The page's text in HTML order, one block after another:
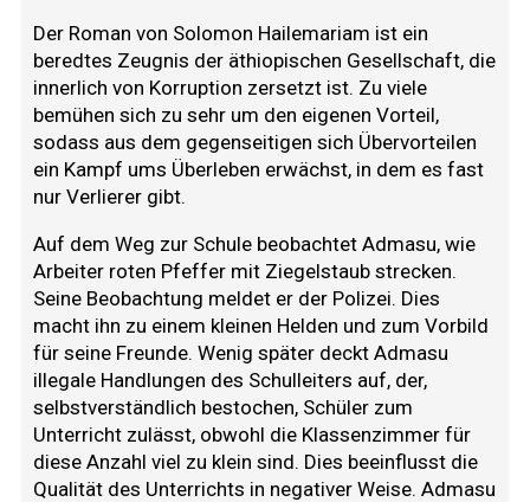
Der Roman von Solomon Hailemariam ist ein
beredtes Zeugnis der äthiopischen Gesellschaft, die
innerlich von Korruption zersetzt ist. Zu viele
bemühen sich zu sehr um den eigenen Vorteil,
sodass aus dem gegenseitigen sich Übervorteilen
ein Kampf ums Überleben erwächst, in dem es fast
nur Verlierer gibt.
Auf dem Weg zur Schule beobachtet Admasu, wie
Arbeiter roten Pfeffer mit Ziegelstaub strecken.
Seine Beobachtung meldet er der Polizei. Dies
macht ihn zu einem kleinen Helden und zum Vorbild
für seine Freunde. Wenig später deckt Admasu
illegale Handlungen des Schulleiters auf, der,
selbstverständlich bestochen, Schüler zum
Unterricht zulässt, obwohl die Klassenzimmer für
diese Anzahl viel zu klein sind. Dies beeinflusst die
Qualität des Unterrichts in negativer Weise. Admasu